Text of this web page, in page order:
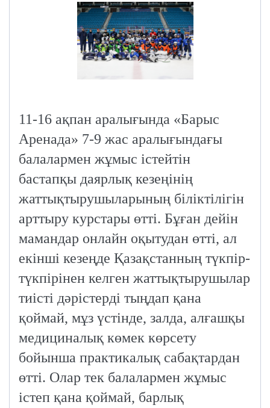
11-16 ақпан аралығында «Барыс
Аренада» 7-9 жас аралығындағы
балалармен жұмыс істейтін
бастапқы даярлық кезеңінің
жаттықтырушыларының біліктілігін
арттыру курстары өтті. Бұған дейін
мамандар онлайн оқытудан өтті, ал
екінші кезеңде Қазақстанның түкпір-
түкпірінен келген жаттықтырушылар
тиісті дәрістерді тыңдап қана
қоймай, мұз үстінде, залда, алғашқы
медициналық көмек көрсету
бойынша практикалық сабақтардан
өтті. Олар тек балалармен жұмыс
істеп қана қоймай, барлық